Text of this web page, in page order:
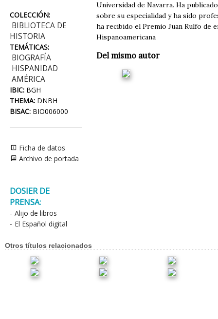
COLECCIÓN:
BIBLIOTECA DE
HISTORIA
TEMÁTICAS:
BIOGRAFÍA
HISPANIDAD
AMÉRICA
IBIC: BGH
THEMA: DNBH
BISAC: BIO006000
Ficha de datos
Archivo de portada
DOSIER DE
PRENSA:
- Alijo de libros
- El Español digital
Universidad de Navarra. Ha
sobre su especialidad y ha sido
ha recibido el Premio Juan Rulfo de
Hispanoamericana
Del mismo autor
Otros títulos relacionados